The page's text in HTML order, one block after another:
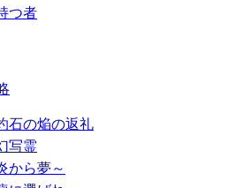
つ者
石の焔の返礼
写霊
から夢～